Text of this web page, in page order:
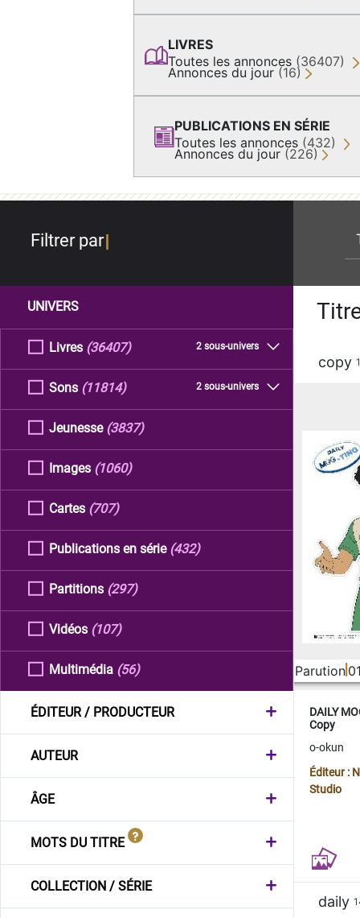
LIVRES
Toutes les annonces (36407)
Annonces du jour (16)
PUBLICATIONS EN SÉRIE
Toutes les annonces (432)
Annonces du jour (226)
Filtrer par
UNIVERS
Livres 2 sous-univers
(36407)
Sons 2 sous-univers
(11814)
Jeunesse (3837)
Images (1060)
Cartes (707)
Publications en série (432)
Partitions (297)
Vidéos (107)
Multimédia (56)
ÉDITEUR / PRODUCTEUR
AUTEUR
ÂGE
MOTS DU TITRE
COLLECTION / SÉRIE
copy
Parution
DAILY
Copy
o-okun
Éditeur :
Studio
daily